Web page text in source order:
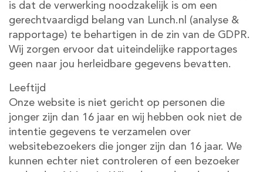
is dat de verwerking noodzakelijk is om een
gerechtvaardigd belang van Lunch.nl (analyse &
rapportage) te behartigen in de zin van de GDPR.
Wij zorgen ervoor dat uiteindelijke rapportages
geen naar jou herleidbare gegevens bevatten.
Leeftijd
Onze website is niet gericht op personen die
jonger zijn dan 16 jaar en wij hebben ook niet de
intentie gegevens te verzamelen over
websitebezoekers die jonger zijn dan 16 jaar. We
kunnen echter niet controleren of een bezoeker